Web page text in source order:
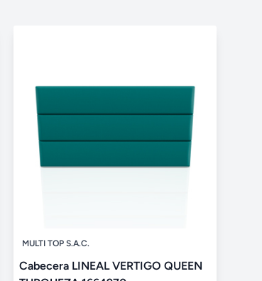
MULTI TOP S.A.C.
Cabecera LINEAL VERTIGO QUEEN